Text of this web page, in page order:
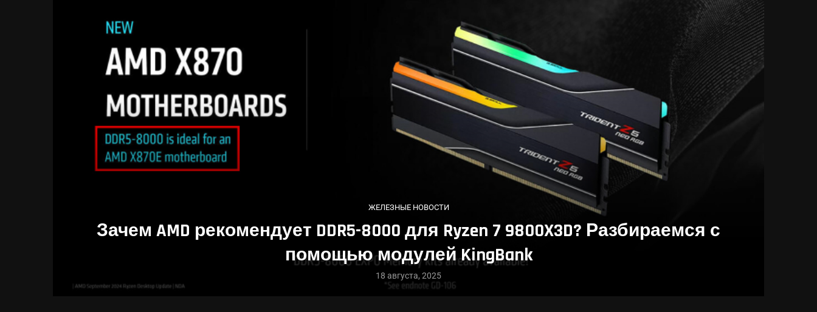
ЖЕЛЕЗНЫЕ НОВОСТИ
Зачем AMD рекомендует DDR5-8000 для Ryzen 7 9800X3D? Разбираемся с
помощью модулей KingBank
18 августа, 2025